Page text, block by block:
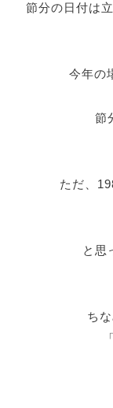
節分の日付は
今年の
節
ただ、
と思
ち